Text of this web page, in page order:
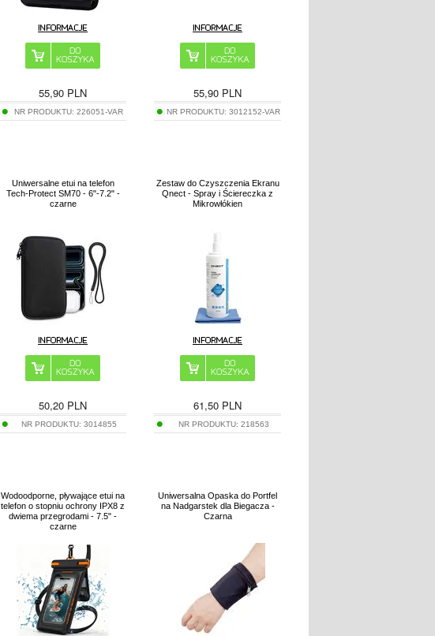
55,90 PLN
NR PRODUKTU:226051-VAR
55,90 PLN
NR PRODUKTU:3012152-VAR
Uniwersalne etui na telefon
Tech-Protect SM70 - 6"-7.2" -
czarne
50,20 PLN
NR PRODUKTU: 3014855
Zestaw do Czyszczenia Ekranu
Qnect - Spray i Ściereczka z
Mikrowłókien
61,50 PLN
NR PRODUKTU: 218563
Wodoodporne, pływające etui na
telefon o stopniu ochrony IPX8 z
dwiema przegrodami - 7.5" -
czarne
Uniwersalna Opaska do Portfel
na Nadgarstek dla Biegacza -
Czarna